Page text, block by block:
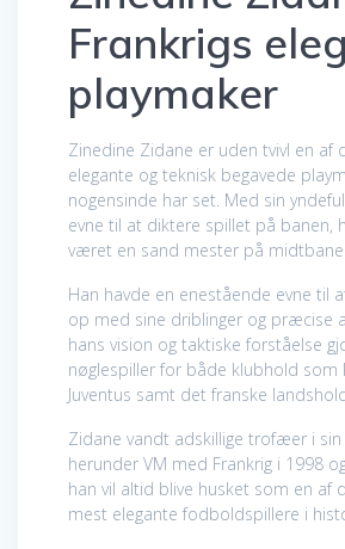
Frankrigs
playmaker
Zinedine Zidane er uden tvivl en af
elegante og teknisk begavede
nogensinde har set. Med sin
evne til at diktere spillet på banen,
været en sand mester på
Han havde en enestående evne til
op med sine driblinger og præcise
hans vision og taktiske forståelse
nøglespiller for både klubhold som
Juventus samt det franske
Zidane vandt adskillige trofæer i sin
herunder VM med Frankrig i 1998
han vil altid blive husket som en af
mest elegante fodboldspillere i